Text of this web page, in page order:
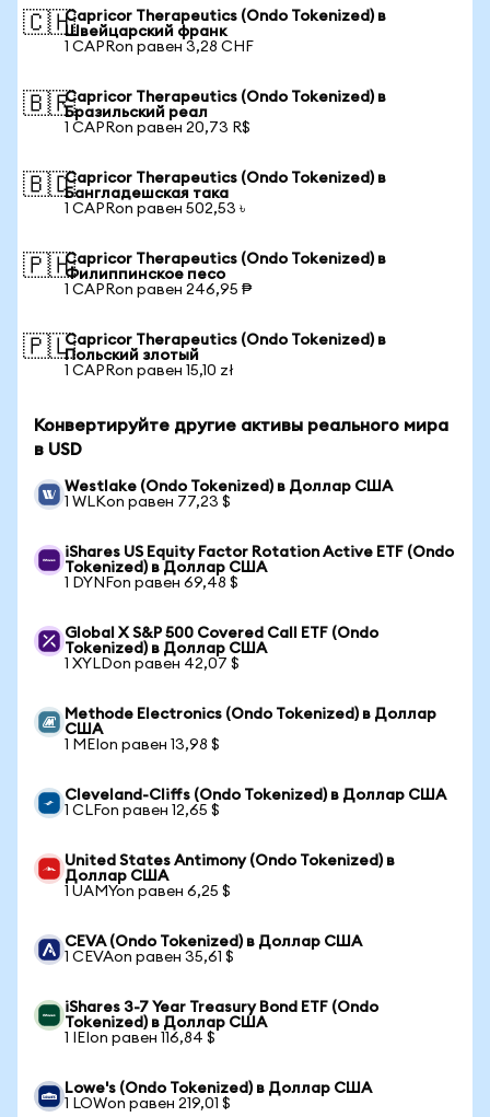
🇨🇭Capricor Therapeutics (Ondo Tokenized) в
Швейцарский франк
1 CAPRon равен 3,28 CHF
🇧🇷Capricor Therapeutics (Ondo Tokenized) в
Бразильский реал
1 CAPRon равен 20,73 R$
🇧🇩Capricor Therapeutics (Ondo Tokenized) в
Бангладешская така
1 CAPRon равен 502,53 ৳
🇵🇭Capricor Therapeutics (Ondo Tokenized) в
Филиппинское песо
1 CAPRon равен 246,95 ₱
🇵🇱Capricor Therapeutics (Ondo Tokenized) в
Польский злотый
1 CAPRon равен 15,10 zł
Конвертируйте другие активы реального мира
в USD
Westlake (Ondo Tokenized) в Доллар США
1 WLKon равен 77,23 $
iShares US Equity Factor Rotation Active ETF (Ondo
Tokenized) в Доллар США
1 DYNFon равен 69,48 $
Global X S&P 500 Covered Call ETF (Ondo
Tokenized) в Доллар США
1 XYLDon равен 42,07 $
Methode Electronics (Ondo Tokenized) в Доллар
США
1 MEIon равен 13,98 $
Cleveland-Cliffs (Ondo Tokenized) в Доллар США
1 CLFon равен 12,65 $
United States Antimony (Ondo Tokenized) в
Доллар США
1 UAMYon равен 6,25 $
CEVA (Ondo Tokenized) в Доллар США
1 CEVAon равен 35,61 $
iShares 3-7 Year Treasury Bond ETF (Ondo
Tokenized) в Доллар США
1 IEIon равен 116,84 $
Lowe's (Ondo Tokenized) в Доллар США
1 LOWon равен 219,01 $